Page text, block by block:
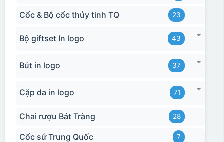
Cốc & Bộ cốc thủy tinh TQ 23
Bộ giftset In logo 43
Bút in logo 37
Cặp da in logo 71
Chai rượu Bát Tràng 28
Cốc sứ Trung Quốc 7